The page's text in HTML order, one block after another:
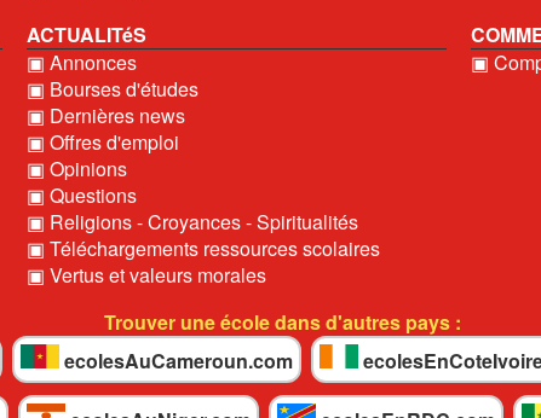
ACTUALITéS
▣ Annonces
▣ Bourses d'études
▣ Dernières news
▣ Offres d'emploi
▣ Opinions
▣ Questions
▣ Religions - Croyances - Spiritualités
▣ Téléchargements ressources scolaires
▣ Vertus et valeurs morales
▣
Trouver une école dans d'autres pays :
ecolesAuCameroun.com